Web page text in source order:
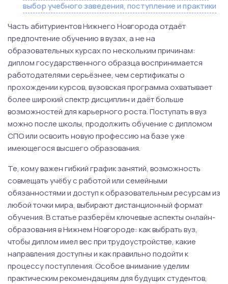
выбор учебного заведения, поступление и практики
Часть абитуриентов Нижнего Новгорода отдаёт
предпочтение обучению в вузах, а не на
образовательных курсах по нескольким причинам:
диплом государственного образца воспринимается
работодателями серьёзнее, чем сертификаты о
прохождении курсов, вузовская программа охватывает
более широкий спектр дисциплин и даёт больше
возможностей для карьерного роста. Поступать в вуз
можно после школы, продолжить обучение с дипломом
СПО или освоить новую профессию на базе уже
имеющегося высшего образования.
Те, кому важен гибкий график занятий, возможность
совмещать учёбу с работой или семейными
обязанностями и доступ к образовательным ресурсам из
любой точки мира, выбирают дистанционный формат
обучения. В статье разберём ключевые аспекты онлайн-
образования в Нижнем Новгороде: как выбрать вуз,
чтобы диплом имел вес при трудоустройстве, какие
направления доступны и как правильно подойти к
процессу поступления. Особое внимание уделим
практическим рекомендациям для будущих студентов,